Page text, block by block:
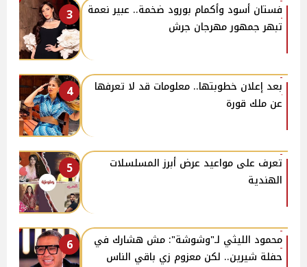
3
فستان أسود وأكمام بورود ضخمة.. عبير نعمة
تبهر جمهور مهرجان جرش
4
بعد إعلان خطوبتها.. معلومات قد لا تعرفها
عن ملك قورة
5
تعرف على مواعيد عرض أبرز المسلسلات
الهندية
6
محمود الليثي لـ"وشوشة": مش هشارك في
حفلة شيرين.. لكن معزوم زي باقي الناس